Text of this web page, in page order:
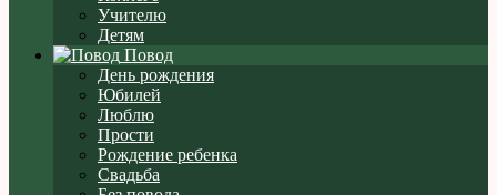
Учителю
Детям
Повод
День рождения
Юбилей
Люблю
Прости
Рождение ребенка
Свадьба